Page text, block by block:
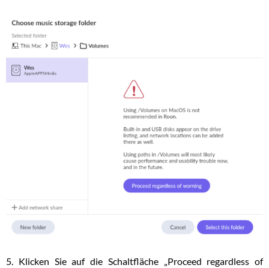
5. Klicken Sie auf die Schaltfläche „Proceed regardless of